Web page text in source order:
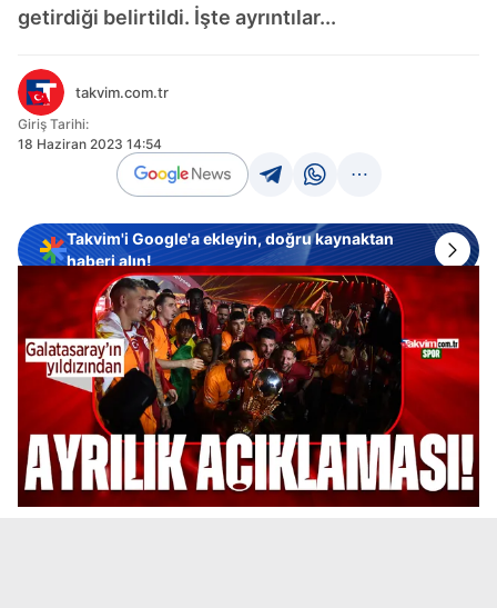
getirdiği belirtildi. İşte ayrıntılar...
takvim.com.tr
Giriş Tarihi:
18 Haziran 2023 14:54
Takvim'i Google'a ekleyin, doğru kaynaktan
haberi alın!